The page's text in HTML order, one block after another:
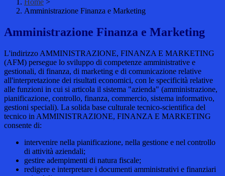
Home >
Amministrazione Finanza e Marketing
Amministrazione Finanza e Marketing
L'indirizzo AMMINISTRAZIONE, FINANZA E MARKETING
(AFM) persegue lo sviluppo di competenze amministrative e
gestionali, di finanza, di marketing e di comunicazione relative
all'interpretazione dei risultati economici, con le specificità relative
alle funzioni in cui si articola il sistema "azienda" (amministrazione,
pianificazione, controllo, finanza, commercio, sistema informativo,
gestioni speciali). La solida base culturale tecnico-scientifica del
tecnico in AMMINISTRAZIONE, FINANZA E MARKETING
consente di:
intervenire nella pianificazione, nella gestione e nel controllo
di attività aziendali;
gestire adempimenti di natura fiscale;
redigere e interpretare i documenti amministrativi e finanziari